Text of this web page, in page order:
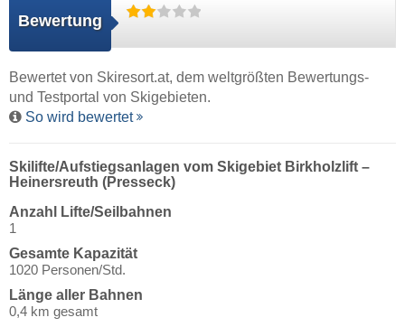
Bewertung
Bewertet von Skiresort.at, dem weltgrößten Bewertungs-
und Testportal von Skigebieten.
So wird bewertet
Skilifte/Aufstiegsanlagen vom Skigebiet Birkholzlift –
Heinersreuth (Presseck)
Anzahl Lifte/Seilbahnen
1
Gesamte Kapazität
1020 Personen/Std.
Länge aller Bahnen
0,4 km gesamt